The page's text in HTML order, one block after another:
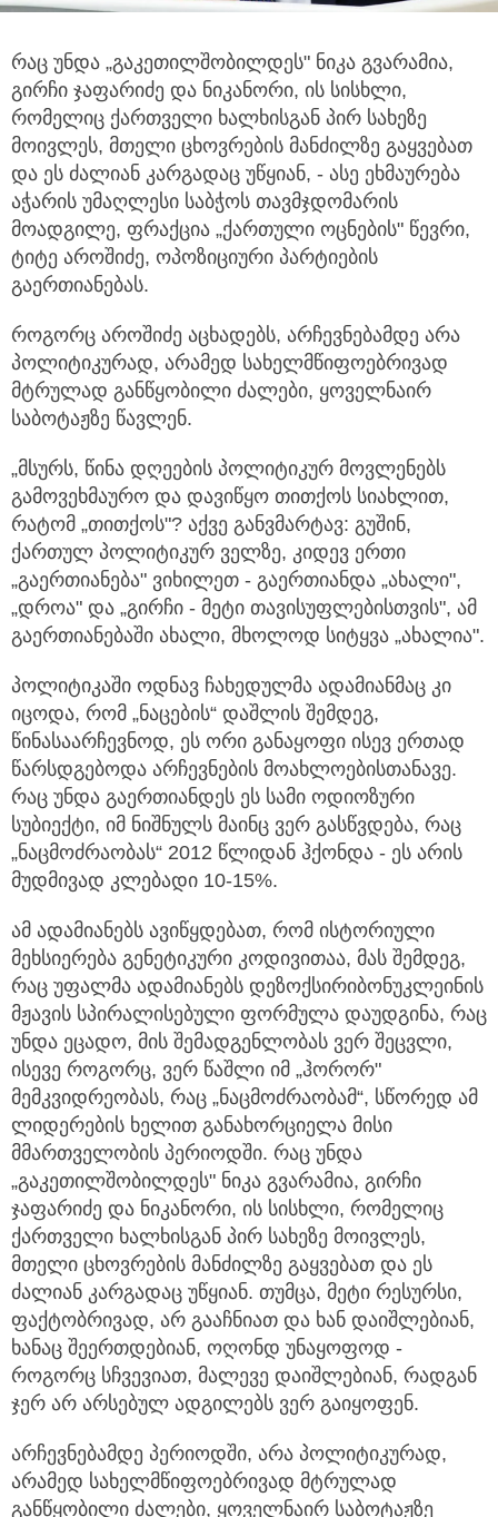
რაც უნდა „გაკეთილშობილდეს" ნიკა გვარამია,
გირჩი ჯაფარიძე და ნიკანორი, ის სისხლი,
რომელიც ქართველი ხალხისგან პირ სახეზე
მოივლეს, მთელი ცხოვრების მანძილზე გაყვებათ
და ეს ძალიან კარგადაც უწყიან, - ასე ეხმაურება
აჭარის უმაღლესი საბჭოს თავმჯდომარის
მოადგილე, ფრაქცია „ქართული ოცნების" წევრი,
ტიტე აროშიძე, ოპოზიციური პარტიების
გაერთიანებას.
როგორც აროშიძე აცხადებს, არჩევნებამდე არა
პოლიტიკურად, არამედ სახელმწიფოებრივად
მტრულად განწყობილი ძალები, ყოველნაირ
საბოტაჟზე წავლენ.
„მსურს, წინა დღეების პოლიტიკურ მოვლენებს
გამოვეხმაურო და დავიწყო თითქოს სიახლით,
რატომ „თითქოს"? აქვე განვმარტავ: გუშინ,
ქართულ პოლიტიკურ ველზე, კიდევ ერთი
„გაერთიანება" ვიხილეთ - გაერთიანდა „ახალი",
„დროა" და „გირჩი - მეტი თავისუფლებისთვის", ამ
გაერთიანებაში ახალი, მხოლოდ სიტყვა „ახალია".
პოლიტიკაში ოდნავ ჩახედულმა ადამიანმაც კი
იცოდა, რომ „ნაცების“ დაშლის შემდეგ,
წინასაარჩევნოდ, ეს ორი განაყოფი ისევ ერთად
წარსდგებოდა არჩევნების მოახლოებისთანავე.
რაც უნდა გაერთიანდეს ეს სამი ოდიოზური
სუბიექტი, იმ ნიშნულს მაინც ვერ გასწვდება, რაც
„ნაცმოძრაობას“ 2012 წლიდან ჰქონდა - ეს არის
მუდმივად კლებადი 10-15%.
ამ ადამიანებს ავიწყდებათ, რომ ისტორიული
მეხსიერება გენეტიკური კოდივითაა, მას შემდეგ,
რაც უფალმა ადამიანებს დეზოქსირიბონუკლეინის
მჟავის სპირალისებული ფორმულა დაუდგინა, რაც
უნდა ეცადო, მის შემადგენლობას ვერ შეცვლი,
ისევე როგორც, ვერ წაშლი იმ „ჰორორ"
მემკვიდრეობას, რაც „ნაცმოძრაობამ“, სწორედ ამ
ლიდერების ხელით განახორციელა მისი
მმართველობის პერიოდში. რაც უნდა
„გაკეთილშობილდეს" ნიკა გვარამია, გირჩი
ჯაფარიძე და ნიკანორი, ის სისხლი, რომელიც
ქართველი ხალხისგან პირ სახეზე მოივლეს,
მთელი ცხოვრების მანძილზე გაყვებათ და ეს
ძალიან კარგადაც უწყიან. თუმცა, მეტი რესურსი,
ფაქტობრივად, არ გააჩნიათ და ხან დაიშლებიან,
ხანაც შეერთდებიან, ოღონდ უნაყოფოდ -
როგორც სჩვევიათ, მალევე დაიშლებიან, რადგან
ჯერ არ არსებულ ადგილებს ვერ გაიყოფენ.
არჩევნებამდე პერიოდში, არა პოლიტიკურად,
არამედ სახელმწიფოებრივად მტრულად
განწყობილი ძალები, ყოველნაირ საბოტაჟზე